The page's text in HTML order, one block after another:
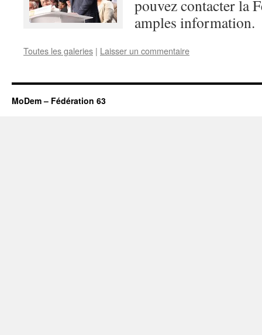
pouvez contacter la
amples information.
Toutes les galeries | Laisser un commentaire
MoDem – Fédération 63